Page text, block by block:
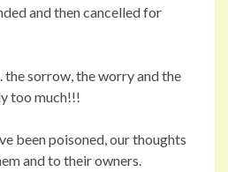
and then cancelled for
the sorrow, the worry and the
too much!!!
been poisoned, our thoughts
and to their owners.